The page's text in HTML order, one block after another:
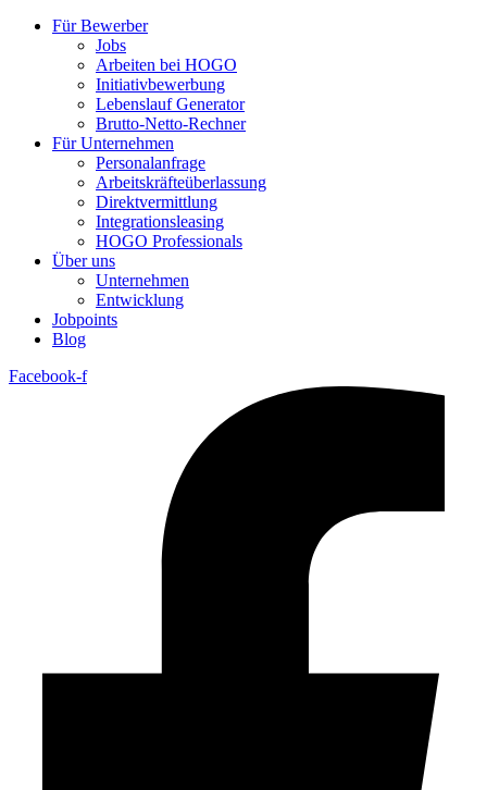
Für Bewerber
Jobs
Arbeiten bei HOGO
Initiativbewerbung
Lebenslauf Generator
Brutto-Netto-Rechner
Für Unternehmen
Personalanfrage
Arbeitskräfteüberlassung
Direktvermittlung
Integrationsleasing
HOGO Professionals
Über uns
Unternehmen
Entwicklung
Jobpoints
Blog
Facebook-f